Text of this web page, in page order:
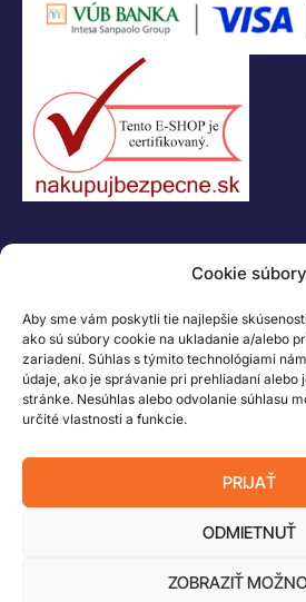
Cookie súbory
Aby sme vám poskytli tie najlepšie
ako sú súbory cookie na ukladanie a/alebo
zariadení. Súhlas s týmito technológiami
údaje, ako je správanie pri prehliadaní alebo
stránke. Nesúhlas alebo odvolanie súhlasu
určité vlastnosti a funkcie.
PRIJAŤ
ODMIETNUŤ
ZOBRAZIŤ
Slovenská Republika
IČ DPH: SK2023978330
Logo LEGO, minifigures, DUPLO, LEGENDS OF
MINDSTORMS a MIXELS sú ochranné
LEGO Group. Všetky práva